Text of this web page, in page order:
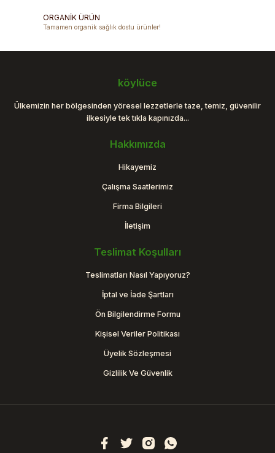
ORGANİK ÜRÜN
Tamamen organik sağlık dostu ürünler!
köylüce
Ülkemizin her bölgesinden yöresel lezzetlerle taze, temiz, güvenilir
ilkesiyle tek tıkla kapınızda...
Hakkımızda
Hikayemiz
Çalışma Saatlerimiz
Firma Bilgileri
İletişim
Teslimat Koşulları
Teslimatları Nasıl Yapıyoruz?
İptal ve İade Şartları
Ön Bilgilendirme Formu
Kişisel Veriler Politikası
Üyelik Sözleşmesi
Gizlilik Ve Güvenlik